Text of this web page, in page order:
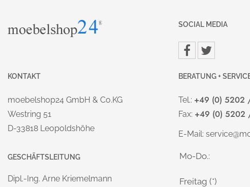
KONTAKT
moebelshop24 GmbH & Co.KG
Westring 51
D-33818 Leopoldshöhe
GESCHÄFTSLEITUNG
Dipl.-Ing. Arne Kriemelmann
SOCIAL MEDIA
BERATUNG +
Tel.: +49 (0) 5202
Fax: +49 (0) 5202
E-Mail:
Mo-Do.:
Freitag (*)